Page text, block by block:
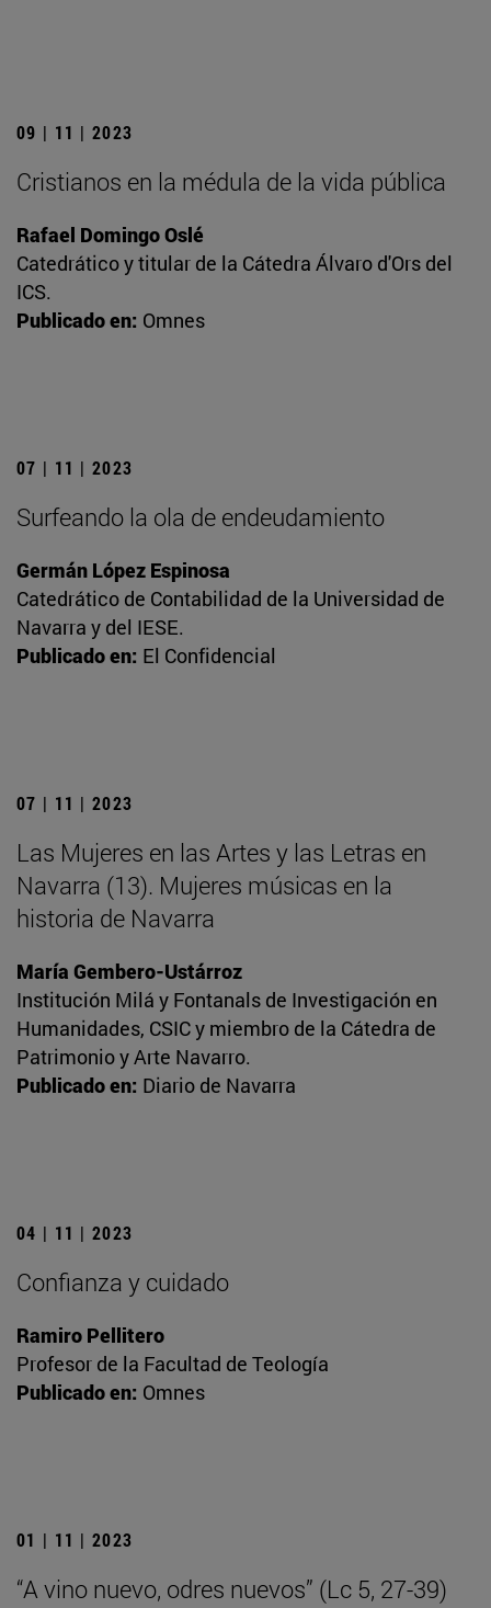
09 | 11 | 2023
Cristianos en la médula de la vida pública
Rafael Domingo Oslé
Catedrático y titular de la Cátedra Álvaro d'Ors del
ICS.
Publicado en: Omnes
07 | 11 | 2023
Surfeando la ola de endeudamiento
Germán López Espinosa
Catedrático de Contabilidad de la Universidad de
Navarra y del IESE.
Publicado en: El Confidencial
07 | 11 | 2023
Las Mujeres en las Artes y las Letras en
Navarra (13). Mujeres músicas en la
historia de Navarra
María Gembero-Ustárroz
Institución Milá y Fontanals de Investigación en
Humanidades, CSIC y miembro de la Cátedra de
Patrimonio y Arte Navarro.
Publicado en: Diario de Navarra
04 | 11 | 2023
Confianza y cuidado
Ramiro Pellitero
Profesor de la Facultad de Teología
Publicado en: Omnes
01 | 11 | 2023
“A vino nuevo, odres nuevos” (Lc 5, 27-39)